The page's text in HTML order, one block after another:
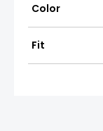
Color
Fit